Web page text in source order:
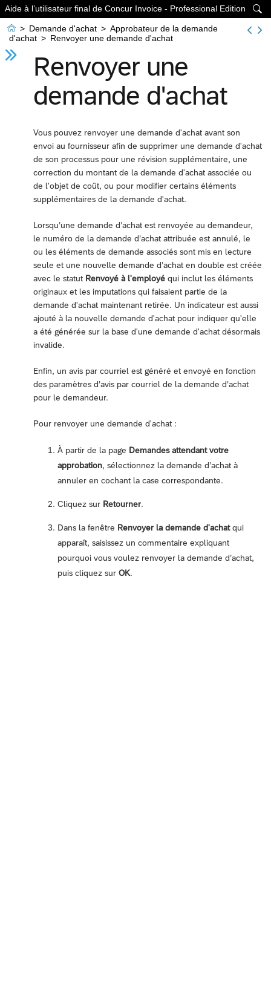

Aide à l’utilisateur final de Concur Invoice - Professional Edition
 > Demande d'achat > Approbateur de la demande
d'achat > Renvoyer une demande d'achat
Renvoyer une
demande d'achat
Vous pouvez renvoyer une demande d'achat avant son
envoi au fournisseur afin de supprimer une demande d'achat
de son processus pour une révision supplémentaire, une
correction du montant de la demande d'achat associée ou
de l'objet de coût, ou pour modifier certains éléments
supplémentaires de la demande d'achat.
Lorsqu’une demande d’achat est renvoyée au demandeur,
le numéro de la demande d’achat attribuée est annulé, le
ou les éléments de demande associés sont mis en lecture
seule et une nouvelle demande d’achat en double est créée
avec le statut Renvoyé à l'employé qui inclut les éléments
originaux et les imputations qui faisaient partie de la
demande d'achat maintenant retirée. Un indicateur est aussi
ajouté à la nouvelle demande d'achat pour indiquer qu'elle
a été générée sur la base d'une demande d'achat désormais
invalide.
Enfin, un avis par courriel est généré et envoyé en fonction
des paramètres d’avis par courriel de la demande d’achat
pour le demandeur.
Pour renvoyer une demande d'achat :
À partir de la page Demandes attendant votre
approbation, sélectionnez la demande d’achat à
annuler en cochant la case correspondante.
Cliquez sur Retourner.
Dans la fenêtre Renvoyer la demande d'achatqui
apparaît, saisissez un commentaire expliquant
pourquoi vous voulez renvoyer la demande d’achat,
puis cliquez sur OK.